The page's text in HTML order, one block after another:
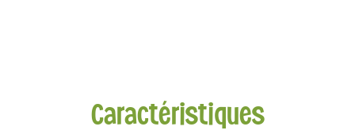
Caractéristiques